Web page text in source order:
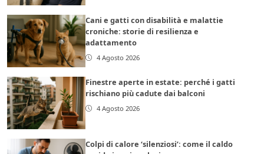
Cani e gatti con disabilità e malattie
croniche: storie di resilienza e
adattamento
4 Agosto 2026
Finestre aperte in estate: perché i gatti
rischiano più cadute dai balconi
4 Agosto 2026
Colpi di calore ‘silenziosi’: come il caldo